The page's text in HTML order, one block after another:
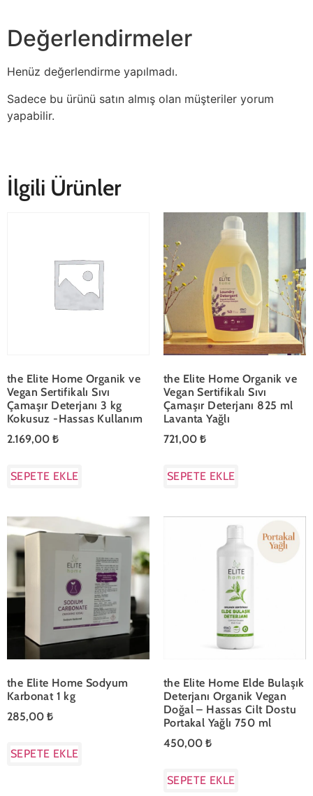
Değerlendirmeler
Henüz değerlendirme yapılmadı.
Sadece bu ürünü satın almış olan müşteriler yorum
yapabilir.
İlgili Ürünler
the Elite Home Organik ve
Vegan Sertifikalı Sıvı
Çamaşır Deterjanı 3 kg
Kokusuz -Hassas Kullanım
2.169,00 ₺
SEPETE EKLE
the Elite Home Organik ve
Vegan Sertifikalı Sıvı
Çamaşır Deterjanı 825 ml
Lavanta Yağlı
721,00 ₺
SEPETE EKLE
the Elite Home Sodyum
Karbonat 1 kg
285,00 ₺
SEPETE EKLE
the Elite Home Elde Bulaşık
Deterjanı Organik Vegan
Doğal – Hassas Cilt Dostu
Portakal Yağlı 750 ml
450,00 ₺
SEPETE EKLE